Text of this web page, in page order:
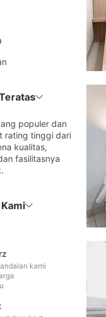
populer dan
rating tinggi dari
kualitas,
fasilitasnya
kami